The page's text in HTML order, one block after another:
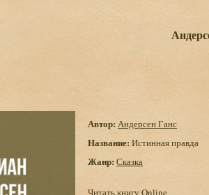
Автор: Андерсен Ганс
Название: Истинная правда
Жанр: Сказка
Читать книгу Online